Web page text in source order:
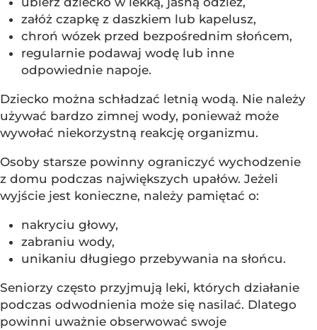
załóż czapkę z daszkiem lub kapelusz,
chroń wózek przed bezpośrednim słońcem,
regularnie podawaj wodę lub inne
odpowiednie napoje.
Dziecko można schładzać letnią wodą. Nie należy
używać bardzo zimnej wody, ponieważ może
wywołać niekorzystną reakcję organizmu.
Osoby starsze powinny ograniczyć wychodzenie
z domu podczas największych upałów. Jeżeli
wyjście jest konieczne, należy pamiętać o:
nakryciu głowy,
zabraniu wody,
unikaniu długiego przebywania na słońcu.
Seniorzy często przyjmują leki, których działanie
podczas odwodnienia może się nasilać. Dlatego
powinni uważnie obserwować swoje